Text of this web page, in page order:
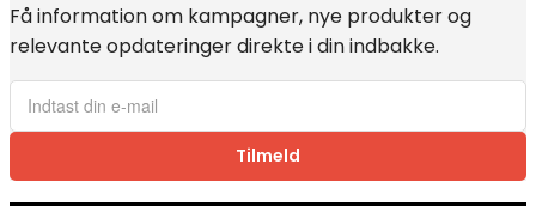
Få information om kampagner, nye produkter og
relevante opdateringer direkte i din indbakke.
Tilmeld